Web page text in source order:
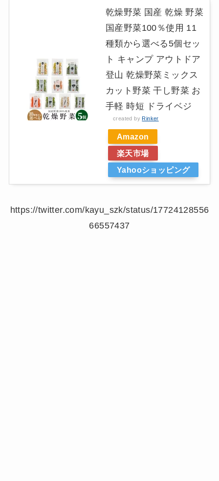
乾燥野菜 国産 乾燥 野菜
国産野菜100％使用 11
種類から選べる5個セッ
ト キャンプ アウトドア
登山 乾燥野菜ミックス
カット野菜 干し野菜 お
手軽 時短 ドライベジ
created by Rinker
Amazon
楽天市場
Yahooショッピング
https://twitter.com/kayu_szk/status/17724128556
66557437